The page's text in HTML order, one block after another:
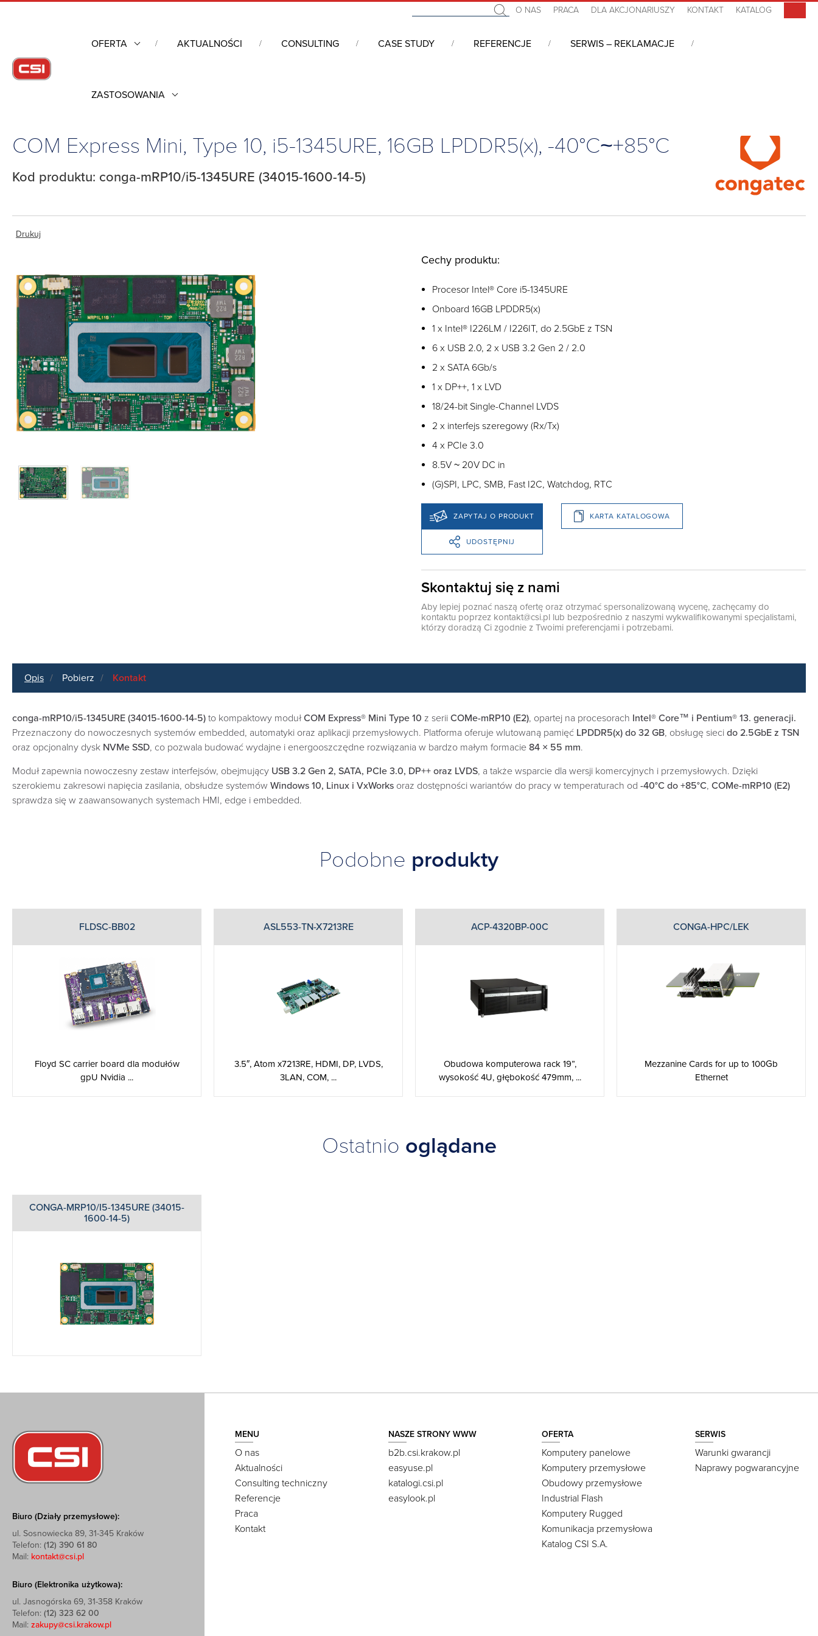
O NAS PRACA DLA AKCJONARIUSZY KONTAKT KATALOG
OFERTA AKTUALNOŚCI CONSULTING CASE STUDY REFERENCJE SERWIS – REKLAMACJE
ZASTOSOWANIA
Komputery przemysłowe
COM Express Mini, Type 10, i5-1345URE, 16GB LPDDR5(x), -40°C~+85°C
Kod produktu: conga-mRP10/i5-1345URE (34015-1600-14-5)
Drukuj
Cechy produktu:
Procesor Intel® Core i5-1345URE
Onboard 16GB LPDDR5(x)
1 x Intel® I226LM / I226IT, do 2.5GbE z TSN
6 x USB 2.0, 2 x USB 3.2 Gen 2 / 2.0
2 x SATA 6Gb/s
1 x DP++, 1 x LVD
18/24-bit Single-Channel LVDS
2 x interfejs szeregowy (Rx/Tx)
4 x PCIe 3.0
8.5V ~ 20V DC in
(G)SPI, LPC, SMB, Fast I2C, Watchdog, RTC
ZAPYTAJ O PRODUKT KARTA KATALOGOWA
UDOSTĘPNIJ
Skontaktuj się z nami
Aby lepiej poznać naszą ofertę oraz otrzymać spersonalizowaną wycenę, zachęcamy do
kontaktu poprzez kontakt@csi.pl lub bezpośrednio z naszymi wykwalifikowanymi specjalistami,
którzy doradzą Ci zgodnie z Twoimi preferencjami i potrzebami.
Opis Pobierz Kontakt
conga-mRP10/i5-1345URE (34015-1600-14-5) to kompaktowy modułCOM Express® Mini Type 10 z serii COMe-mRP10 (E2), opartej na procesorach Intel® Core™ i Pentium® 13. generacji.
Przeznaczony do nowoczesnych systemów embedded, automatyki oraz aplikacji przemysłowych. Platforma oferuje wlutowaną pamięć LPDDR5(x) do 32 GB, obsługę sieci do 2.5GbE z TSN
oraz opcjonalny dysk NVMe SSD, co pozwala budować wydajne i energooszczędne rozwiązania w bardzo małym formacie 84 × 55 mm.
Moduł zapewnia nowoczesny zestaw interfejsów, obejmujący USB 3.2 Gen 2, SATA, PCIe 3.0, DP++ oraz LVDS, a także wsparcie dla wersji komercyjnych i przemysłowych. Dzięki
szerokiemu zakresowi napięcia zasilania, obsłudze systemów Windows 10, Linux i VxWorks oraz dostępności wariantów do pracy w temperaturach od -40°C do +85°C, COMe-mRP10 (E2)
sprawdza się w zaawansowanych systemach HMI, edge i embedded.
Podobne produkty
FLDSC-BB02
Floyd SC carrier board dla modułów
gpU Nvidia ...
ASL553-TN-X7213RE
3.5″, Atom x7213RE, HDMI, DP, LVDS,
3LAN, COM, ...
ACP-4320BP-00C
Obudowa komputerowa rack 19”,
wysokość 4U, głębokość 479mm, ...
CONGA-HPC/LEK
Mezzanine Cards for up to 100Gb
Ethernet
Ostatnio oglądane
CONGA-MRP10/I5-1345URE (34015-
1600-14-5)
Biuro (Działy przemysłowe):
ul. Sosnowiecka 89, 31-345 Kraków
Telefon: (12) 390 61 80
Mail: kontakt@csi.pl
Biuro (Elektronika użytkowa):
ul. Jasnogórska 69, 31-358 Kraków
Telefon: (12) 323 62 00
Mail: zakupy@csi.krakow.pl
MENU
O nas
Aktualności
Consulting techniczny
Referencje
Praca
Kontakt
NASZE STRONY WWW
b2b.csi.krakow.pl
easyuse.pl
katalogi.csi.pl
easylook.pl
OFERTA
Komputery panelowe
Komputery przemysłowe
Obudowy przemysłowe
Industrial Flash
Komputery Rugged
Komunikacja przemysłowa
Katalog CSI S.A.
SERWIS
Warunki gwarancji
Naprawy pogwarancyjne